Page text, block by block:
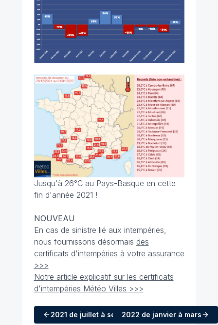
Jusqu'à 26°C au Pays-Basque en cette
fin d'année 2021 !
NOUVEAU
En cas de sinistre lié aux intempéries,
nous fournissons désormais des
certificats d'intempéries à votre assurance
>>>
Notre article explicatif sur les certificats
d'intempéries Météo Villes >>>
2021 de juillet à septembre
2022 de janvier à mars